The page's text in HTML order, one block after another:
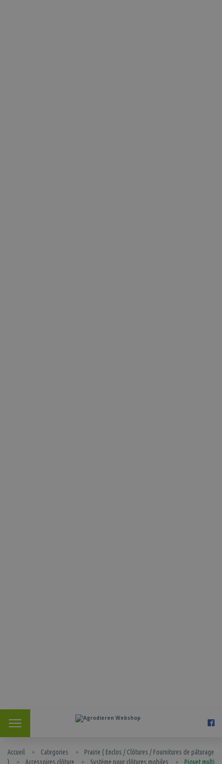
Accueil Categories
Prairie ( Enclos / Clôtures / Fournitures de pâturage
)
Accessoires clôture Système pour clôtures mobiles Piquet multi